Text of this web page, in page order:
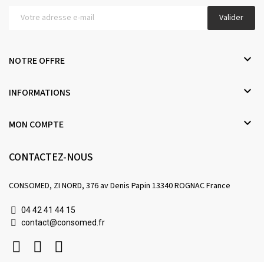
Valider
NOTRE OFFRE 
INFORMATIONS 
MON COMPTE 
CONTACTEZ-NOUS
CONSOMED, ZI NORD, 376 av Denis Papin 13340 ROGNAC France
04 42 41 44 15
contact@consomed.fr